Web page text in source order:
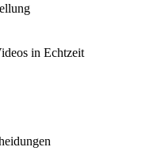
in Echtzeit